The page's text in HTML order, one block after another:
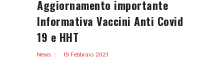
Aggiornamento importante
Informativa Vaccini Anti Covid
19 e HHT
News 19 Febbraio 2021